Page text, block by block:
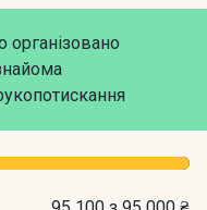
організовано